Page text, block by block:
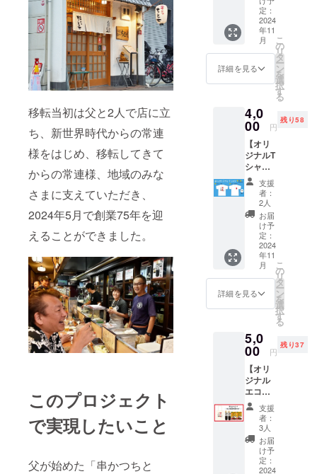
移転当初は父と2人で店に立
ち、新世界時代からの常連
様をはじめ、移転してきて
からの常連様、地域のみな
さまに支えていただき、
2024年5月で創業75年を迎
えることができました。
このプロジェクト
で実現したいこと
父が始めた「串かつちと
【オリ
ジナル
エコ
バッ
グ】 生
活の中
よう！
薄手で
便利な
エコ
バッグ
です。
ちとせ
新世界
時代か
らの常
連であ
り、
「西成
のピカ
ソ」の
持つ
ハー
ティス
ト、リ
キュー
さんが
デザイ
ンした
ロゴを
あし
らっ
た、オ
リジナ
ルデザ
食事券
・特製
缶バッ
ジ 以上
4点
【オリ
活の中
にもち
とせを
取り入
れよ
う！ ち
とせ新
世界時
代から
の常連
であ
り、
「西成
のピカ
ソ」の
異名を
持つ
ティス
ト、リ
キュー
さんが
デザイ
ンした
ロゴを
あし
らっ
た、オ
リジナ
ルデザ
り入れ
よう！
薄手で
便利な
エコ
バッグ
です。
ちとせ
時代か
らの常
連であ
り、
「西成
のピカ
ソ」の
異名を
持つ
ハー
ト・
アー
ティス
ト、リ
キュー
さんが
デザイ
らっ
た、オ
リジナ
ルデザ
インで
す。 ソ
ウルフ
ルで
ポップ
な世界
観は、
ちとせ
定：
2024
年11
月
詳細を見る
こ
の
リ
タ
ー
ン
を
選
択
す
る
4,0
00 円
残り58
【オリ
ジナルT
シャ
ツ】 生
活の中
にもち
とせを
取り入
れよ
う！ ち
とせ新
世界時
代から
の常連
であ
り、
のピカ
ソ」の
異名を
持つ
ハー
ト・
アー
ティス
ト、リ
キュー
さんが
デザイ
支援
者：
2人
お届
け予
定：
2024
年11
月
詳細を見る
こ
の
リ
タ
ー
ン
を
選
択
す
る
5,0
00 円
残り37
【オリ
ジナル
エコ
バッグ
+ソース
2本+カ
レー2
個】 日
常をち
とせで
支援
者：
3人
お届
け予
定：
2024